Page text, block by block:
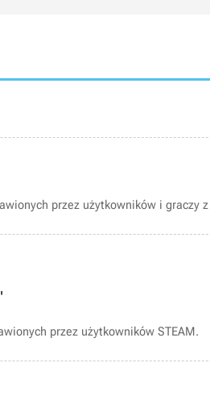
przez użytkowników i graczy z
przez użytkowników STEAM.